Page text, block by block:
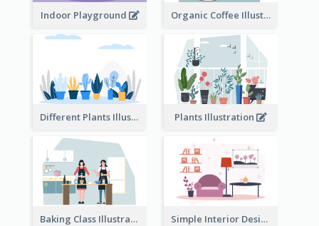
Indoor Playground Organic Coffee Illustration
Different Plants Illustration Plants Illustration
Baking Class Illustration Simple Interior Design